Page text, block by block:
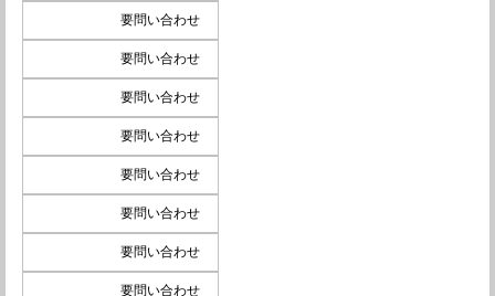
要問い合わせ
要問い合わせ
要問い合わせ
要問い合わせ
要問い合わせ
要問い合わせ
要問い合わせ
要問い合わせ